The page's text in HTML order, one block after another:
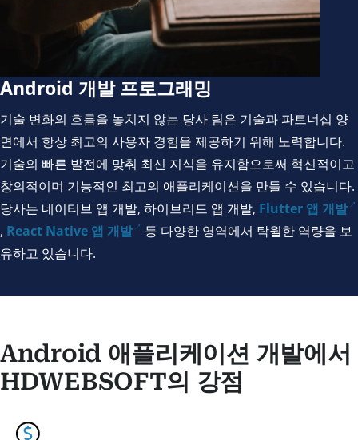
Android 개발 프로그래밍
기술 변화의 흐름을 놓치지 않는 당사 팀은 기술과 파트너십 양
면에서 항상 최고의 사용자 경험을 제공하기 위해 노력합니다.
기술의 빠른 발전에 맞춰 최신 지식을 유지함으로써 혁신적이고
창의적이며 기능적인 최고의 애플리케이션을 만들 수 있습니다.
당사는 네이티브 앱 개발, 하이브리드 앱 개발, Flutter 앱 개발
, React Native 앱 개발
등 다양한 영역에서 탁월한 역량을 보
유하고 있습니다.
Android 애플리케이션 개발에서
HDWEBSOFT의 강점